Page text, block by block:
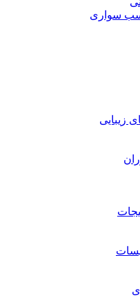
سواری
زیبایی